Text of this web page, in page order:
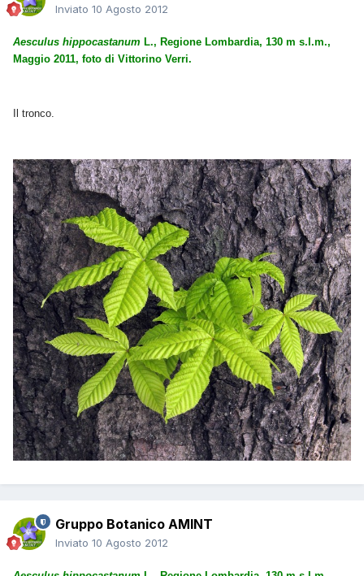
Inviato 10 Agosto 2012
Aesculus hippocastanum L., Regione Lombardia, 130 m s.l.m.,
Maggio 2011, foto di Vittorino Verri.
Il tronco.
Gruppo Botanico AMINT
Inviato 10 Agosto 2012